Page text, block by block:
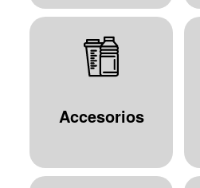
Accesorios